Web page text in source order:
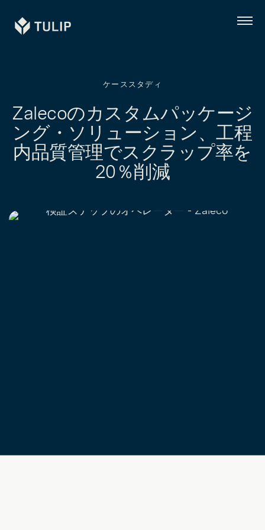
Tulip
メ
ケーススタディ
Zalecoのカスタムパッケージ
ング・ソリューション、工程
内品質管理でスクラップ率を
20％削減